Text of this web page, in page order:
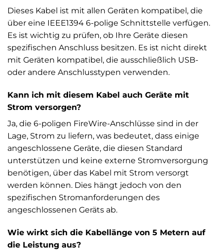
Dieses Kabel ist mit allen Geräten kompatibel, die
über eine IEEE1394 6-polige Schnittstelle verfügen.
Es ist wichtig zu prüfen, ob Ihre Geräte diesen
spezifischen Anschluss besitzen. Es ist nicht direkt
mit Geräten kompatibel, die ausschließlich USB-
oder andere Anschlusstypen verwenden.
Kann ich mit diesem Kabel auch Geräte mit
Strom versorgen?
Ja, die 6-poligen FireWire-Anschlüsse sind in der
Lage, Strom zu liefern, was bedeutet, dass einige
angeschlossene Geräte, die diesen Standard
unterstützen und keine externe Stromversorgung
benötigen, über das Kabel mit Strom versorgt
werden können. Dies hängt jedoch von den
spezifischen Stromanforderungen des
angeschlossenen Geräts ab.
Wie wirkt sich die Kabellänge von 5 Metern auf
die Leistung aus?